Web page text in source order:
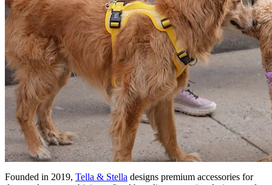
Founded in 2019, Tella & Stella designs premium accessories for